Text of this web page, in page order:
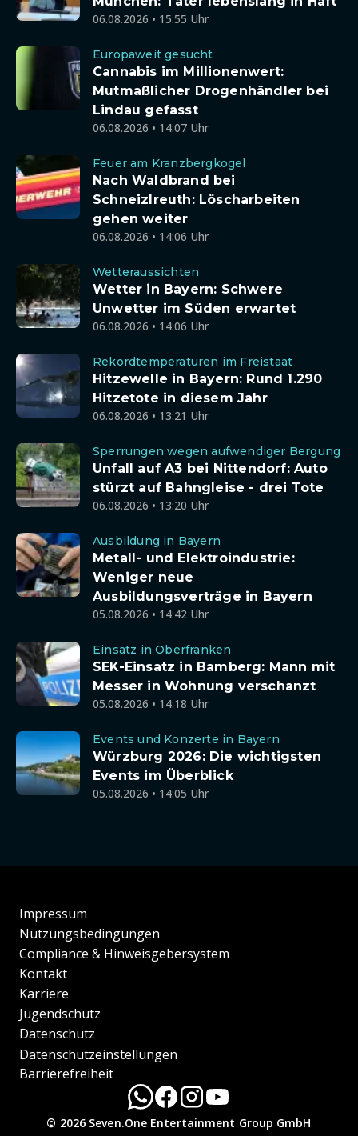
06.08.2026 • 15:55 Uhr
Europaweit gesucht
Cannabis im Millionenwert:
Mutmaßlicher Drogenhändler bei
Lindau gefasst
06.08.2026 • 14:07 Uhr
Feuer am Kranzbergkogel
Nach Waldbrand bei
Schneizlreuth: Löscharbeiten
gehen weiter
06.08.2026 • 14:06 Uhr
Wetteraussichten
Wetter in Bayern: Schwere
Unwetter im Süden erwartet
06.08.2026 • 14:06 Uhr
Rekordtemperaturen im Freistaat
Hitzewelle in Bayern: Rund 1.290
Hitzetote in diesem Jahr
06.08.2026 • 13:21 Uhr
Sperrungen wegen aufwendiger Bergung
Unfall auf A3 bei Nittendorf: Auto
stürzt auf Bahngleise - drei Tote
06.08.2026 • 13:20 Uhr
Ausbildung in Bayern
Metall- und Elektroindustrie:
Weniger neue
Ausbildungsverträge in Bayern
05.08.2026 • 14:42 Uhr
Einsatz in Oberfranken
SEK-Einsatz in Bamberg: Mann mit
Messer in Wohnung verschanzt
05.08.2026 • 14:18 Uhr
Events und Konzerte in Bayern
Würzburg 2026: Die wichtigsten
Events im Überblick
05.08.2026 • 14:05 Uhr
Impressum
Nutzungsbedingungen
Compliance & Hinweisgebersystem
Kontakt
Karriere
Jugendschutz
Datenschutz
Datenschutzeinstellungen
Barrierefreiheit
© 2026 Seven.One Entertainment Group GmbH